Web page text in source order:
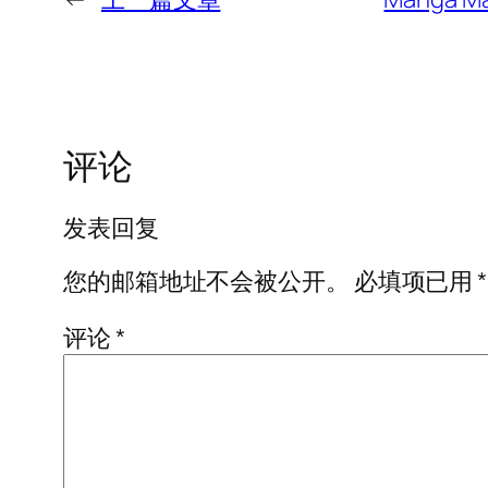
评论
发表回复
您的邮箱地址不会被公开。
必填项已用*
评论*